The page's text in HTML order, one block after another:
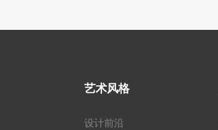
艺术风格
设计前沿